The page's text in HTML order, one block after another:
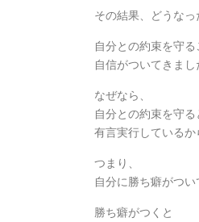
その結果、どうなっ
自分との約束を守
自信がついてきまし
なぜなら、
自分との約束を守
有言実行しているか
つまり、
自分に勝ち癖がつい
勝ち癖がつくと